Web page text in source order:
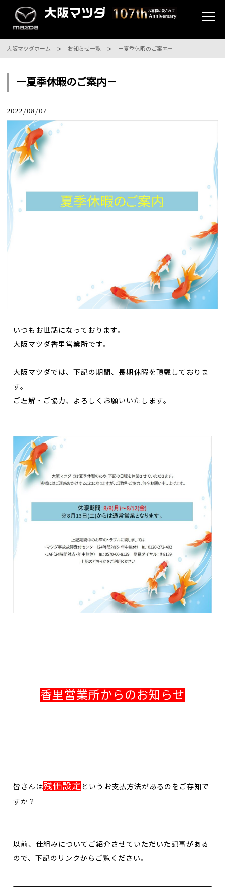
大阪マツダホーム お知らせ一覧 ー夏季休暇のご案内－
ー夏季休暇のご案内－
2022/08/07
いつもお世話になっております。
大阪マツダ香里営業所です。
大阪マツダでは、下記の期間、長期休暇を頂戴しておりま
す。
ご理解・ご協力、よろしくお願いいたします。
香里営業所からのお知らせ
皆さんは残価設定 というお支払方法があるのをご存知で
すか？
以前、仕組みについてご紹介させていただいた記事がある
ので、下記のリンクからご覧ください。